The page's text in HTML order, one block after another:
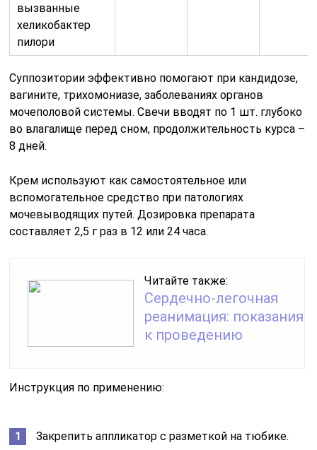
вызванные
хеликобактер
пилори
Суппозитории эффективно помогают при кандидозе,
вагините, трихомониазе, заболеваниях органов
мочеполовой системы. Свечи вводят по 1 шт. глубоко
во влагалище перед сном, продолжительность курса –
8 дней.
Крем используют как самостоятельное или
вспомогательное средство при патологиях
мочевыводящих путей. Дозировка препарата
составляет 2,5 г раз в 12 или 24 часа.
Читайте также:
Сердечно-легочная
реанимация: показания
к проведению
Инструкция по применению:
Закрепить аппликатор с разметкой на тюбике.